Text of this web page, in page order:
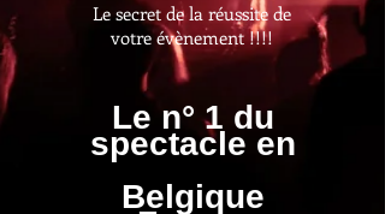
Le secret de la réussite de
votre évènement !!!!
Le n° 1 du
spectacle en
Belgique